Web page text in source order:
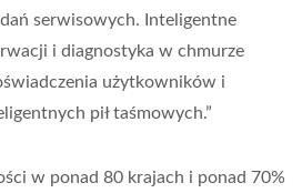
serwisowych. Inteligentne
i diagnostyka w chmurze
użytkowników i
pił taśmowych.”
w ponad 80 krajach i ponad 70%